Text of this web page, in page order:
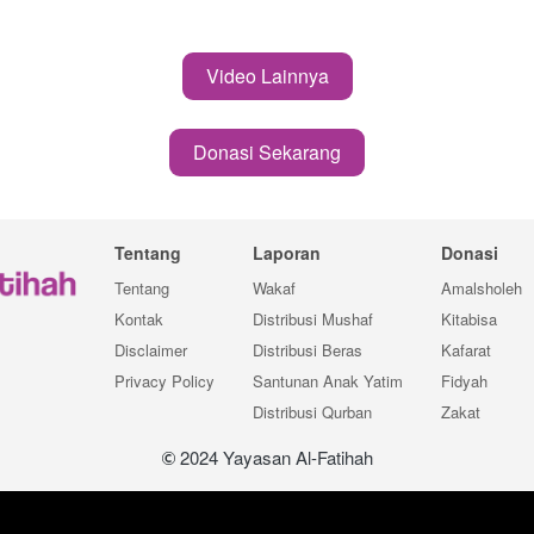
`
Video Lainnya
`Donasi Sekarang
Tentang
Tentang
Kontak
Disclaimer
Privacy Policy
Laporan
Wakaf
Distribusi Mushaf
Distribusi Beras
Santunan Anak Yatim
Distribusi Qurban
Donasi
Amalsholeh
Kitabisa
Kafarat
Fidyah
Zakat
2024 Yayasan Al-Fatihah